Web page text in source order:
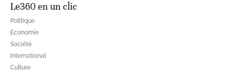
Le360 en un clic
Politique
Economie
Société
International
Culture